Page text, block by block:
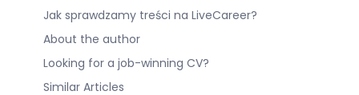
Jak sprawdzamy treści na LiveCareer?
About the author
Looking for a job-winning CV?
Similar Articles